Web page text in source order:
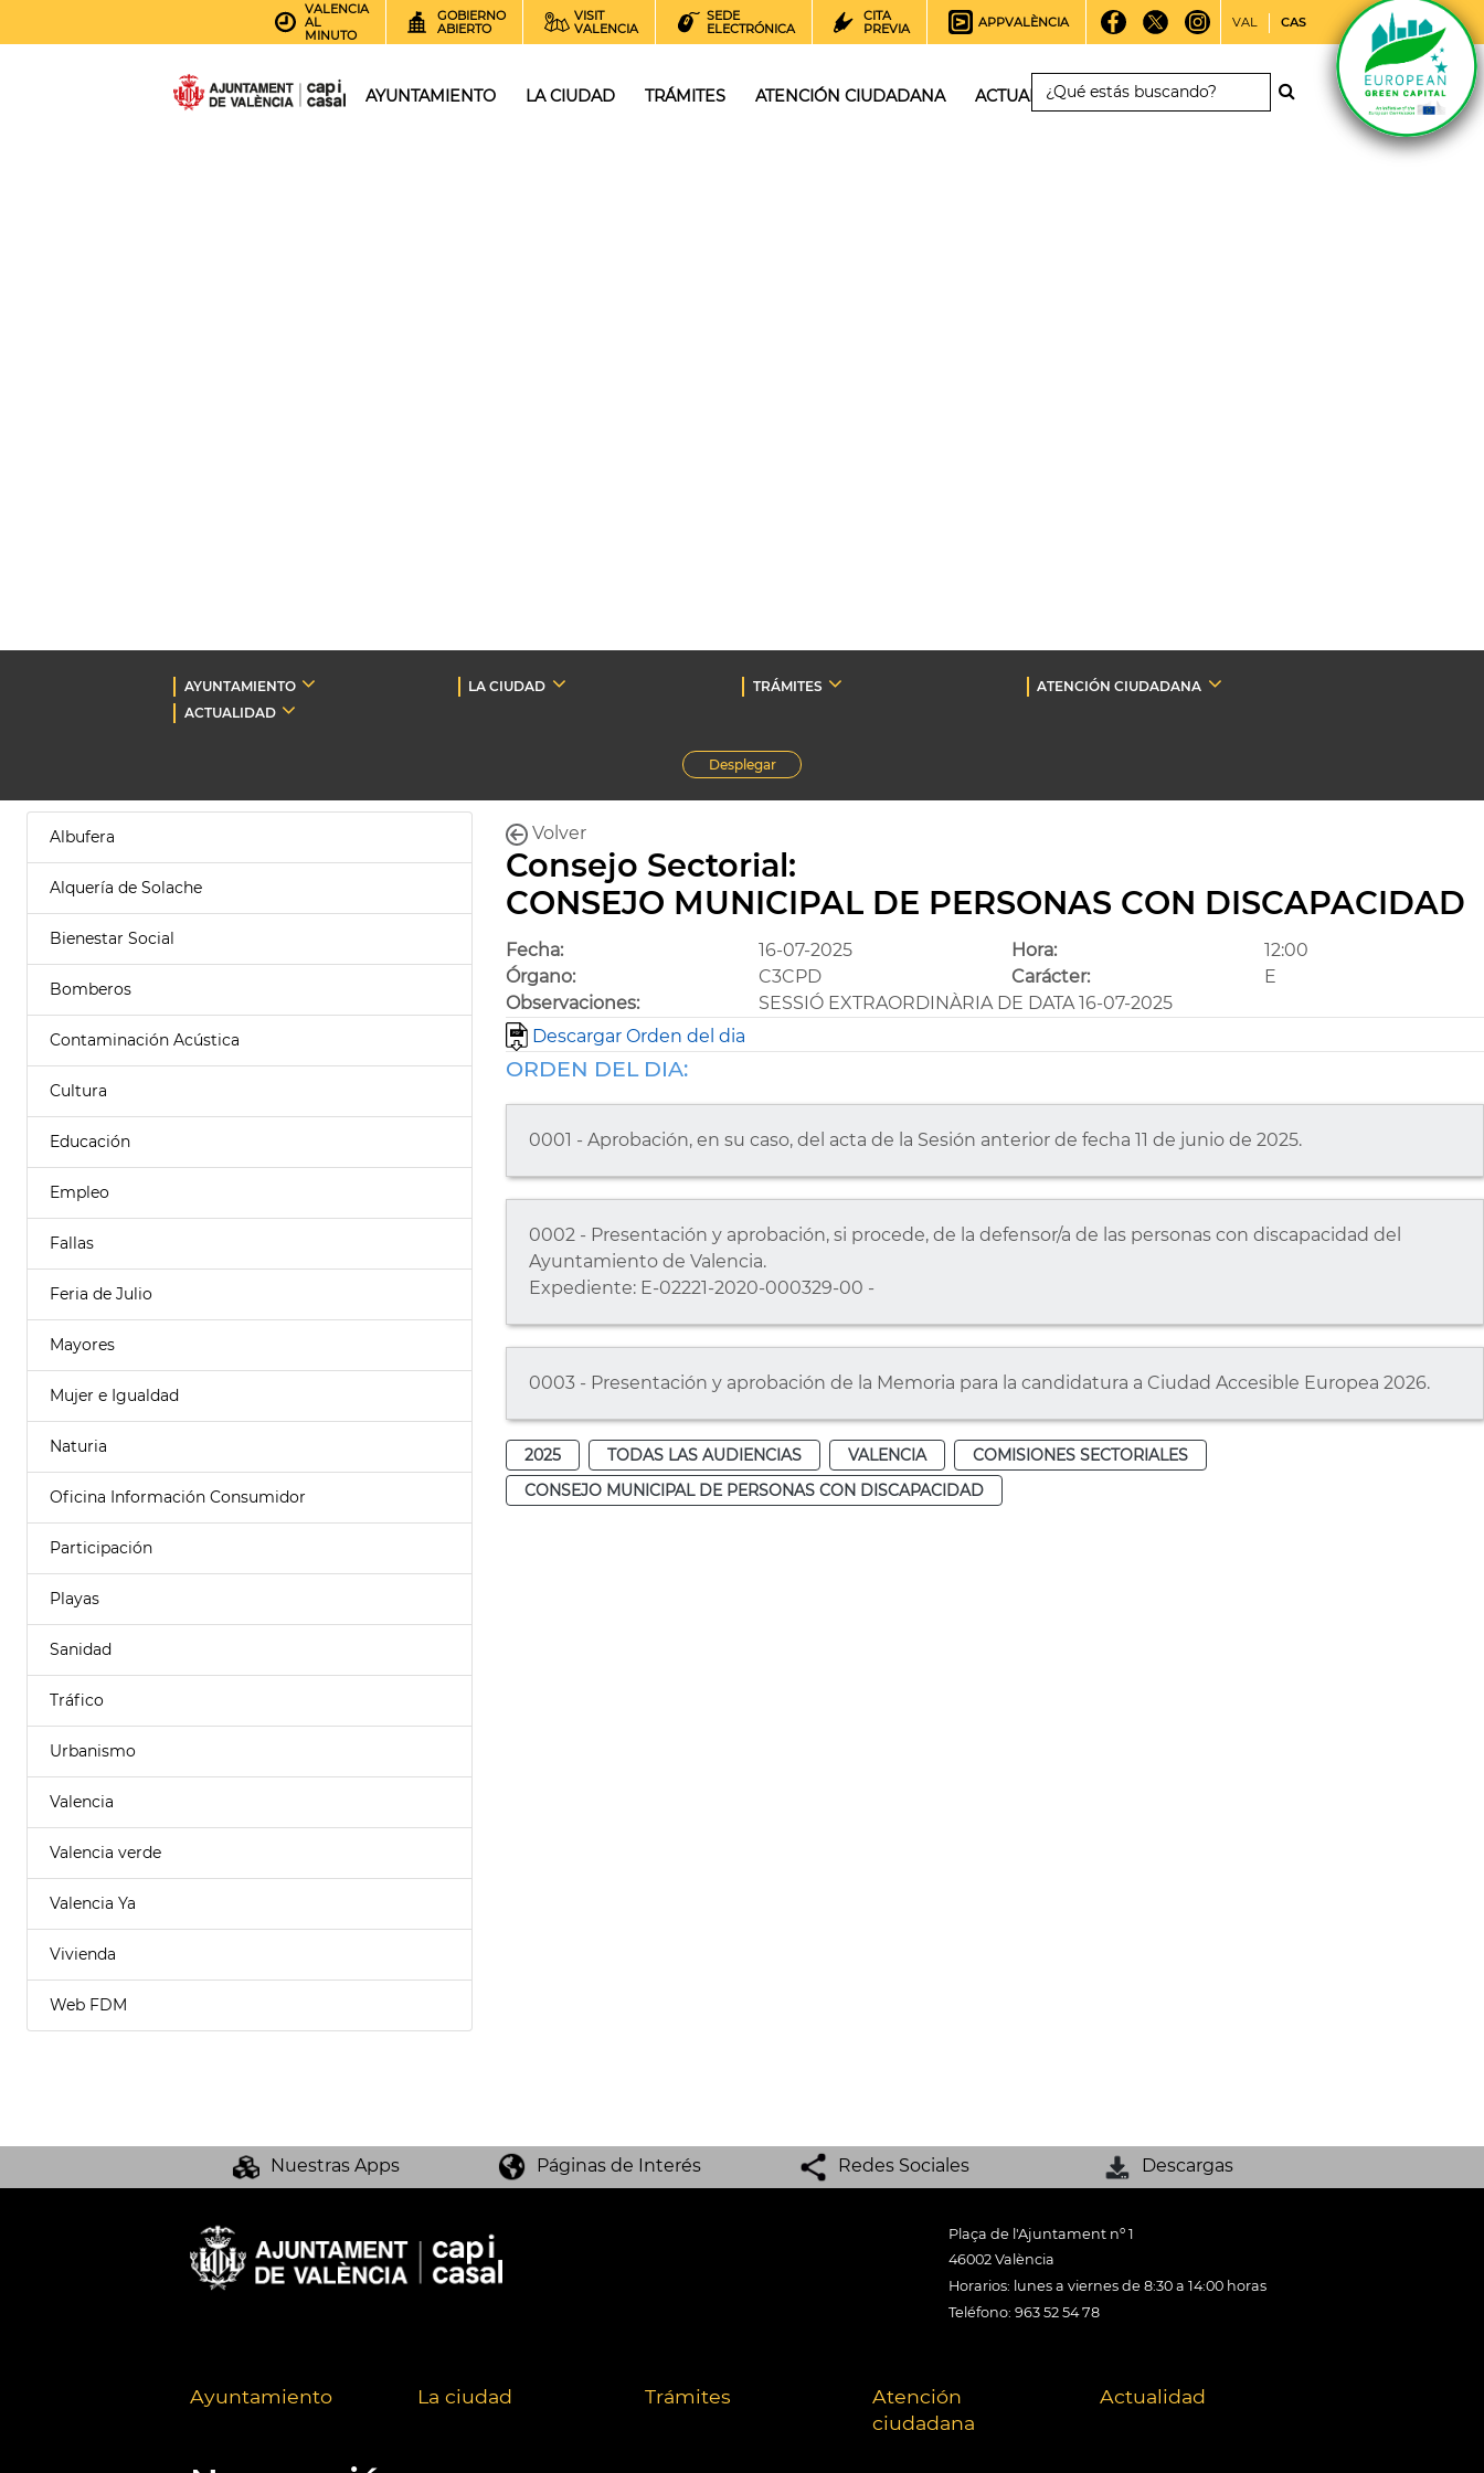
VALENCIA
AL
MINUTO
GOBIERNO
ABIERTO
VISIT
VALENCIA
SEDE
ELECTRÓNICA
CITA
PREVIA
APPVALÈNCIA VAL CAS
AYUNTAMIENTO LA CIUDAD TRÁMITES ATENCIÓN CIUDADANA ACTUALIDAD
AYUNTAMIENTO LA CIUDAD TRÁMITES
ATENCIÓN CIUDADANA
ACTUALIDAD
Desplegar
Albufera
Alquería de Solache
Bienestar Social
Bomberos
Contaminación Acústica
Cultura
Educación
Empleo
Fallas
Feria de Julio
Mayores
Mujer e Igualdad
Naturia
Oficina Información Consumidor
Participación
Playas
Sanidad
Tráfico
Urbanismo
Valencia
Valencia verde
Valencia Ya
Vivienda
Web FDM
Volver
Consejo Sectorial:
CONSEJO MUNICIPAL DE PERSONAS CON DISCAPACIDAD
Fecha: 16-07-2025 Hora:
12:00
Órgano:
C3CPD Carácter:
E
Observaciones:
SESSIÓ EXTRAORDINÀRIA DE DATA 16-07-2025
Descargar Orden del dia
ORDEN DEL DIA:
0001 - Aprobación, en su caso, del acta de la Sesión anterior de fecha 11 de junio de 2025.
0002 - Presentación y aprobación, si procede, de la defensor/a de las personas con discapacidad del
Ayuntamiento de Valencia.
Expediente: E-02221-2020-000329-00 -
0003 - Presentación y aprobación de la Memoria para la candidatura a Ciudad Accesible Europea 2026.
2025 TODAS LAS AUDIENCIAS VALENCIA
COMISIONES SECTORIALES
CONSEJO MUNICIPAL DE PERSONAS CON DISCAPACIDAD
Nuestras Apps Páginas de Interés Redes Sociales Descargas
Plaça de l'Ajuntament nº 1
46002 València
Horarios: lunes a viernes de 8:30 a 14:00 horas
Teléfono: 963 52 54 78
Ayuntamiento La ciudad Trámites
Atención
ciudadana
Actualidad